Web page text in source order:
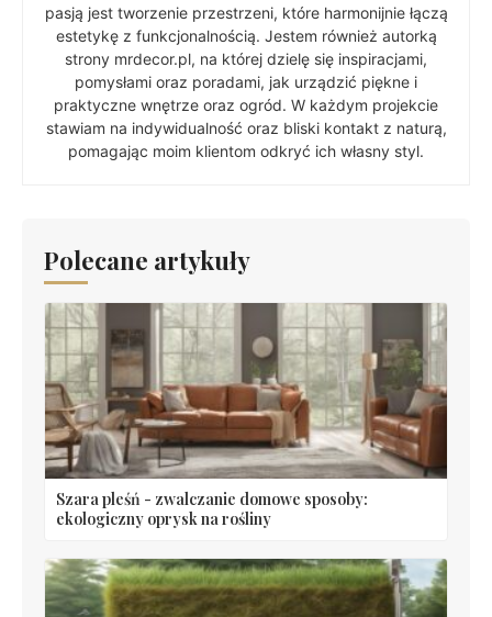
pasją jest tworzenie przestrzeni, które harmonijnie łączą
estetykę z funkcjonalnością. Jestem również autorką
strony mrdecor.pl, na której dzielę się inspiracjami,
pomysłami oraz poradami, jak urządzić piękne i
praktyczne wnętrze oraz ogród. W każdym projekcie
stawiam na indywidualność oraz bliski kontakt z naturą,
pomagając moim klientom odkryć ich własny styl.
Polecane artykuły
Szara pleśń - zwalczanie domowe sposoby:
ekologiczny oprysk na rośliny